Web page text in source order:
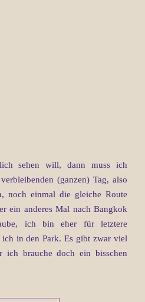
sehen will, dann muss ich
(ganzen) Tag, also
noch einmal die gleiche Route
ein anderes Mal nach Bangkok
ich bin eher für letztere
in den Park. Es gibt zwar viel
ich brauche doch ein bisschen